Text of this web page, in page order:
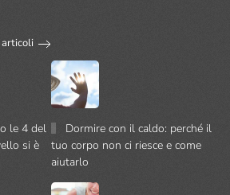
le 4 del
si è
Dormire con il caldo: perché il
tuo corpo non ci riesce e come
aiutarlo